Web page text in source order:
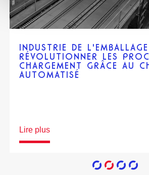
INDUSTRIE DE
RÉVOLUTIONNER LES
CHARGEMENT GRÂCE AU
AUTOMATISÉ
Lire plus